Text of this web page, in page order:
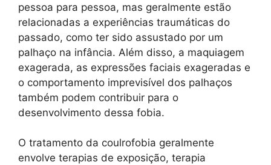
pessoa para pessoa, mas geralmente estão
relacionadas a experiências traumáticas do
passado, como ter sido assustado por um
palhaço na infância. Além disso, a maquiagem
exagerada, as expressões faciais exageradas e
o comportamento imprevisível dos palhaços
também podem contribuir para o
desenvolvimento dessa fobia.
O tratamento da coulrofobia geralmente
envolve terapias de exposição, terapia